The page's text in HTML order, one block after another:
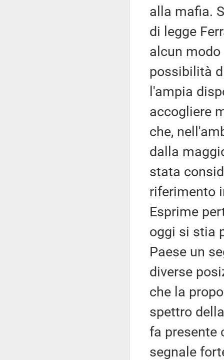
alla mafia.
di legge
alcun
possibilità
l'ampia
accogliere
che,
dalla
stata
riferimento
Esprime
oggi si stia
Paese un
diverse
che la
spettro
fa presente
segnale